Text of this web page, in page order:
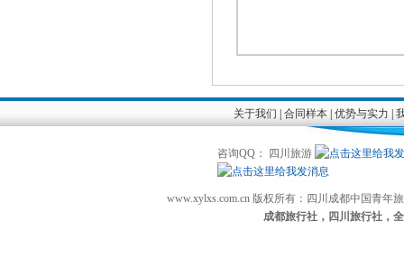
关于我们 合同样本| 优势与实力
咨询QQ： 四川旅游
www.xylxs.com.cn 版权所有：四川成都中国青
成都旅行社，四川旅行社，